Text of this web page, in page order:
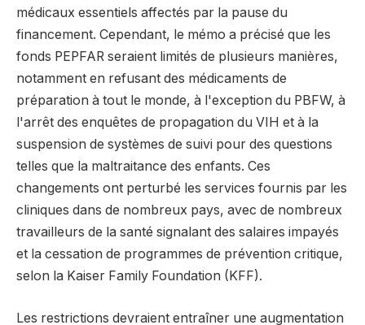
médicaux essentiels affectés par la pause du
financement. Cependant, le mémo a précisé que les
fonds PEPFAR seraient limités de plusieurs manières,
notamment en refusant des médicaments de
préparation à tout le monde, à l'exception du PBFW, à
l'arrêt des enquêtes de propagation du VIH et à la
suspension de systèmes de suivi pour des questions
telles que la maltraitance des enfants. Ces
changements ont perturbé les services fournis par les
cliniques dans de nombreux pays, avec de nombreux
travailleurs de la santé signalant des salaires impayés
et la cessation de programmes de prévention critique,
selon la Kaiser Family Foundation (KFF).
Les restrictions devraient entraîner une augmentation